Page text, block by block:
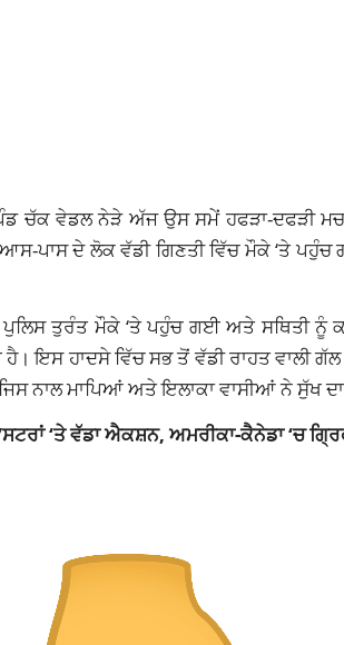
ਚੱਕ ਵੇਡਲ ਨੇੜੇ ਅੱਜ ਉਸ ਸਮੇਂ ਹਫੜਾ-ਦਫੜੀ
ਪਾਸ ਦੇ ਲੋਕ ਵੱਡੀ ਗਿਣਤੀ ਵਿੱਚ ਮੌਕੇ ‘ਤੇ
ਪੁਲਿਸ ਤੁਰੰਤ ਮੌਕੇ ‘ਤੇ ਪਹੁੰਚ ਗਈ ਅਤੇ ਸਥਿਤੀ ਨੂੰ
ਇਸ ਹਾਦਸੇ ਵਿੱਚ ਸਭ ਤੋਂ ਵੱਡੀ ਰਾਹਤ ਵਾਲੀ
ਨਾਲ ਮਾਪਿਆਂ ਅਤੇ ਇਲਾਕਾ ਵਾਸੀਆਂ ਨੇ ਸੁੱਖ
‘ਤੇ ਵੱਡਾ ਐਕਸ਼ਨ, ਅਮਰੀਕਾ-ਕੈਨੇਡਾ ‘ਚ